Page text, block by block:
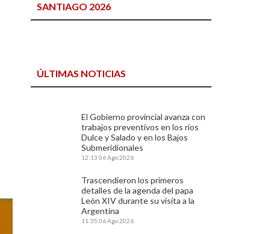
SANTIAGO 2026
ÚLTIMAS NOTICIAS
El Gobierno provincial avanza con
trabajos preventivos en los ríos
Dulce y Salado y en los Bajos
Submeridionales
12:13 06 Ago 2026
Trascendieron los primeros
detalles de la agenda del papa
León XIV durante su visita a la
Argentina
11:35 06 Ago 2026